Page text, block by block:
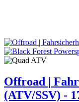
Offroad |
(ATV/SSV) -